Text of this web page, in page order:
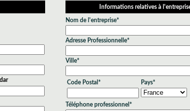
Informations relatives à
Nom de l'entreprise*
Adresse Professionnelle*
Ville*
Code Postal* Pays*
Téléphone professionnel*